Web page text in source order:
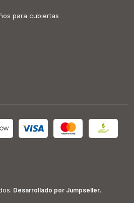
para cubiertas
Desarrollado por Jumpseller.